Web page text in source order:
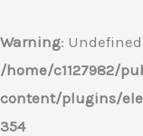
Warning:
/home/c1127982/
content/plugins/
354
容
を
ス
キ